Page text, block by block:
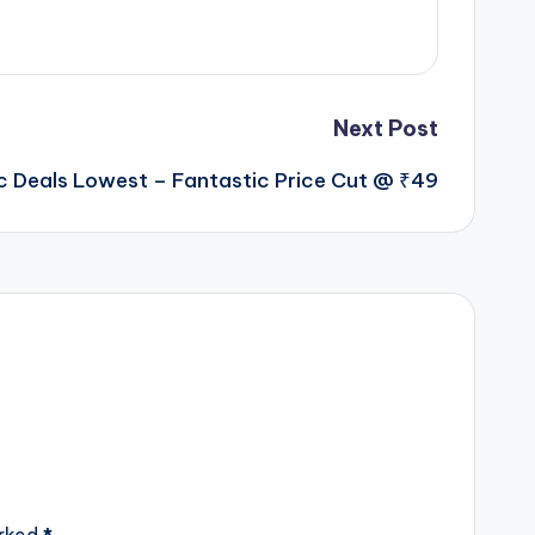
Next Post
Deals Lowest – Fantastic Price Cut @ ₹49